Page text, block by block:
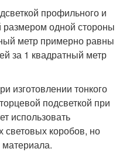
профильного и
размером одной стороны
метр примерно равны
за 1 квадратный метр
изготовлении тонкого
подсветкой при
использовать
световых коробов, но